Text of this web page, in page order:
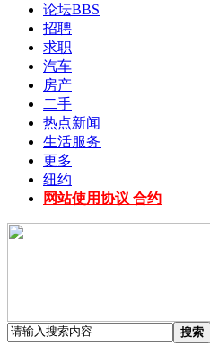
论坛BBS
招聘
求职
汽车
房产
二手
热点新闻
生活服务
更多
纽约
网站使用协议 合约
搜索